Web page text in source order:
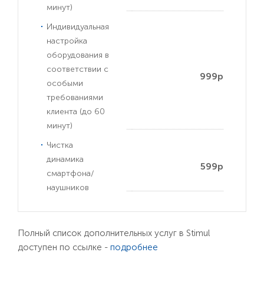
минут)
Индивидуальная
настройка
оборудования в
соответствии с
особыми
требованиями
клиента (до 60
минут)
999р
Чистка
динамика
смартфона/
наушников
599р
Полный список дополнительных услуг в Stimul
доступен по ссылке - подробнее